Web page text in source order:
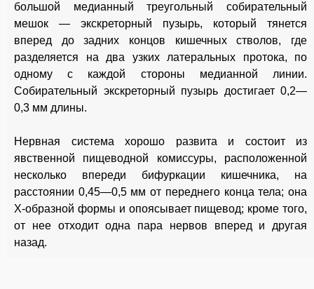
большой медианный треугольный собирательный
мешок — экскреторный пузырь, который тянется
вперед до задних концов кишечных стволов, где
разделяется на два узких латеральных протока, по
одному с каждой стороны медианной линии.
Собирательный экскреторный пузырь достигает 0,2—
0,3 мм длины.
Нервная система хорошо развита и состоит из
явственной пищеводной комиссуры, расположенной
несколько впереди бифуркации кишечника, на
расстоянии 0,45—0,5 мм от переднего конца тела; она
Х-образной формы и опоясывает пищевод; кроме того,
от нее отходит одна пара нервов вперед и другая
назад.